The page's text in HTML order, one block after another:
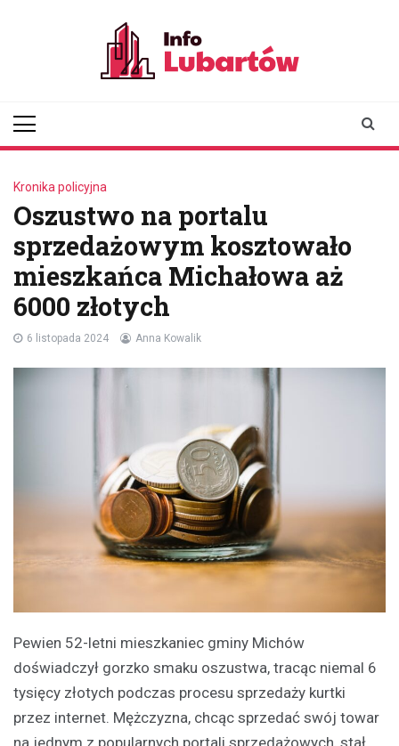
Kronika policyjna
Oszustwo na portalu
sprzedażowym kosztowało
mieszkańca Michałowa aż
6000 złotych
6 listopada 2024 Anna Kowalik
Pewien 52-letni mieszkaniec gminy Michów
doświadczył gorzko smaku oszustwa, tracąc niemal 6
tysięcy złotych podczas procesu sprzedaży kurtki
przez internet. Mężczyzna, chcąc sprzedać swój towar
na jednym z popularnych portali sprzedażowych, stał